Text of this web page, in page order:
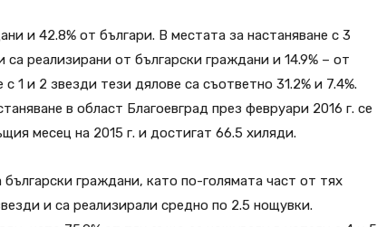
и 42.8% от българи. В местата за настаняване с 3
реализирани от български граждани и 14.9% – от
1 и 2 звезди тези дялове са съответно 31.2% и 7.4%.
в област Благоевград през февруари 2016 г. се
месец на 2015 г. и достигат 66.5 хиляди.
граждани, като по-голямата част от тях
и са реализирали средно по 2.5 нощувки.